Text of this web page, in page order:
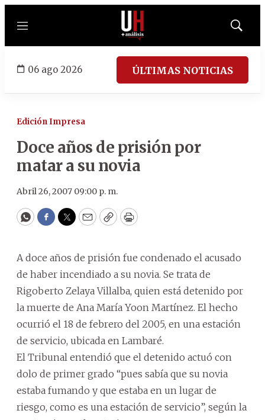
Menú
Mostrar
06 ago 2026 ÚLTIMAS NOTICIAS
Edición Impresa
Doce años de prisión por
matar a su novia
Abril 26, 2007 09:00 p. m.
WhatsApp
Facebook
Twitter
EmailCopyPrint
A doce años de prisión fue condenado el acusado
de haber incendiado a su novia. Se trata de
Rigoberto Zelaya Villalba, quien está detenido por
la muerte de Ana María Yoon Martínez. El hecho
ocurrió el 18 de febrero del 2005, en una estación
de servicio, ubicada en Lambaré.
El Tribunal entendió que el detenido actuó con
dolo de primer grado “pues sabía que su novia
estaba fumando y que estaba en un lugar de
riesgo, como es una estación de servicio”, según la